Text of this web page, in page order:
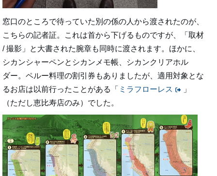
窓口のところで待っていた別の係の人から渡されたのが、
こちらの記者証。これは首から下げるものですが、「取材
/ 撮影」と大書された腕章も同時に渡されます。ほかに、
シカンシャーペンとシカンメモ帳、シカンクリアホル
ダー。ペルー料理の割引券もありましたが、適用対象とな
るお店は以前行ったことがある「 ミラフローレス
」
（ただし恵比寿店のみ）でした。